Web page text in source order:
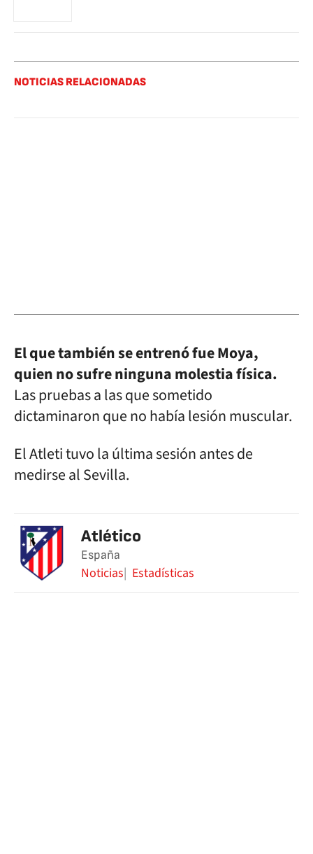
NOTICIAS RELACIONADAS
El que también se entrenó fue Moya,
quien no sufre ninguna molestia física.
Las pruebas a las que sometido
dictaminaron que no había lesión muscular.
El Atleti tuvo la última sesión antes de
medirse al Sevilla.
Atlético
España
Noticias Estadísticas